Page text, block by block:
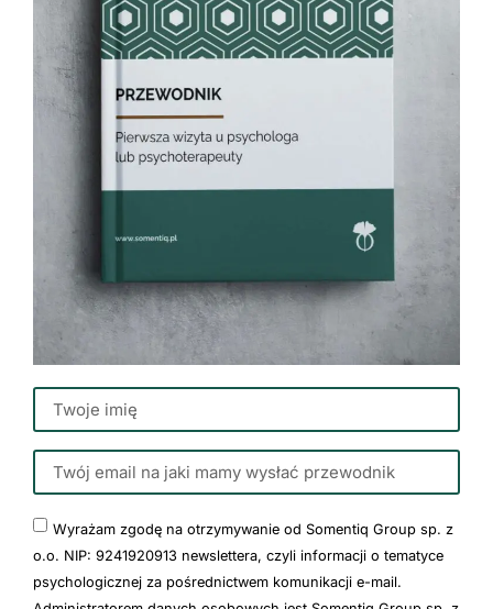
Wyrażam zgodę na otrzymywanie od Somentiq Group sp. z
o.o. NIP: 9241920913 newslettera, czyli informacji o tematyce
psychologicznej za pośrednictwem komunikacji e-mail.